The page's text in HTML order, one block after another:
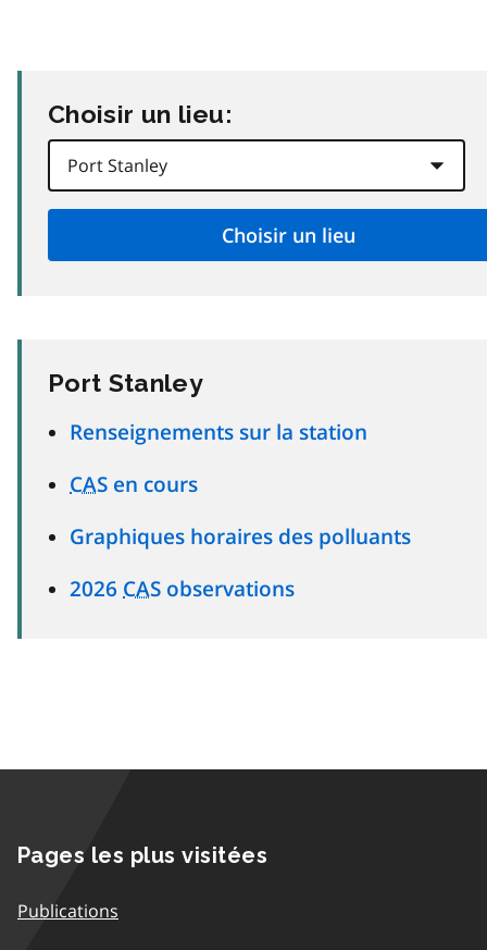
Choisir un lieu:
Port Stanley
Renseignements sur la station
CAS en cours
Graphiques horaires des polluants
2026 CAS observations
Pages les plus visitées
Publications